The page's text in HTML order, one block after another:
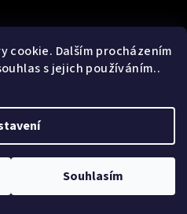
cookie. Dalším procházením
s jejich používáním..
Souhlasím
cookies
Shoptet